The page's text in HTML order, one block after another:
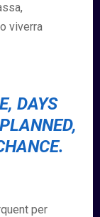
viverra
DAYS
per